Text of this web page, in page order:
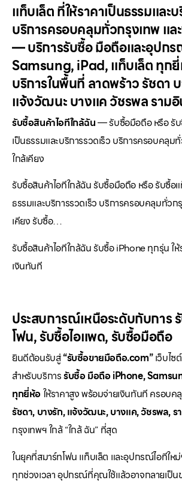
แท็บเล็ต ที่ให้ราคาเป็นธรรมและ
บริการครอบคลุมทั่วกรุงเทพ แล
— บริการรับซื้อ มือถือและอุปก
Samsung, iPad, แท็บเล็ต ทุก
บริการในพื้นที่ ลาดพร้าว รัชดา
แจ้งวัฒนะ บางแค วัชรพล ราม
รับซื้อสินค้าไอทีใกล้ฉัน— รับซื้อมือถือ หรือ รับ
เป็นธรรมและบริการรวดเร็ว บริการครอบคลุม
ใกล้เคียง
รับซื้อสินค้าไอทีใกล้ฉัน รับซื้อมือถือ หรือ รับซื้อแ
ธรรมและบริการรวดเร็ว บริการครอบคลุมทั่วก
เคียง รับซื้อ…
รับซื้อสินค้าไอทีใกล้ฉัน รับซื้อ iPhone ทุกรุ่น ใ
เงินทันที
ประสบการณ์เหนือระดับกับการ
โฟน,รับซื้อไอแพด,รับซื้อมือถือ
ยินดีต้อนรับสู่“รับซื้อขายมือถือ.com”เว็บไซ
สำหรับบริการรับซื้อ มือถือ iPhone,
ทุกยี่ห้อให้ราคาสูง พร้อมจ่ายเงินทันที ครอบ
รัชดา, บางรัก, แจ้งวัฒนะ, บางแค, วัชรพล, ร
กรุงเทพฯ ใกล้ “ใกล้ ฉัน” ที่สุด
ในยุคที่สมาร์ทโฟน แท็บเล็ต และอุปกรณ์ไอทีให
ทุกช่วงเวลา อุปกรณ์ที่คุณใช้แล้วอาจกลายเป็น